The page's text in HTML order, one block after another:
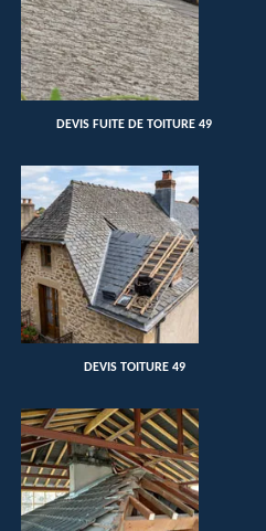
DEVIS FUITE DE TOITURE 49
DEVIS TOITURE 49